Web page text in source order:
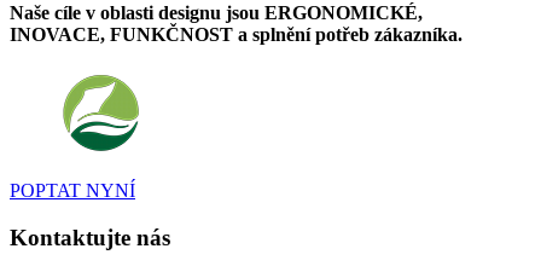
Naše cíle v oblasti designu jsou ERGONOMICKÉ,
INOVACE, FUNKČNOST a splnění potřeb zákazníka.
POPTAT NYNÍ
Kontaktujte nás